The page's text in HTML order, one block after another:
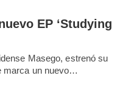
EP ‘Studying
Masego, estrenó su
marca un nuevo…